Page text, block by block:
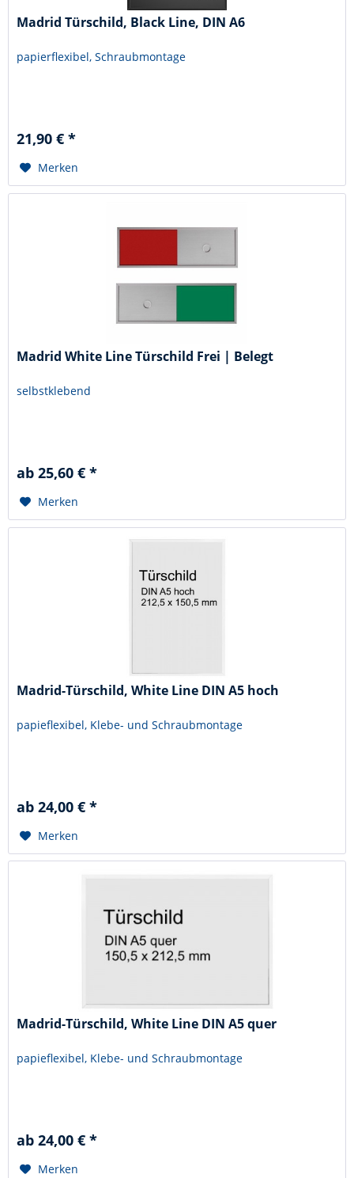
Madrid Türschild, Black Line, DIN A6
papierflexibel, Schraubmontage
21,90 € *
Merken
Madrid White Line Türschild Frei | Belegt
selbstklebend
ab 25,60 € *
Merken
Madrid-Türschild, White Line DIN A5 hoch
papieflexibel, Klebe- und Schraubmontage
ab 24,00 € *
Merken
Madrid-Türschild, White Line DIN A5 quer
papieflexibel, Klebe- und Schraubmontage
ab 24,00 € *
Merken